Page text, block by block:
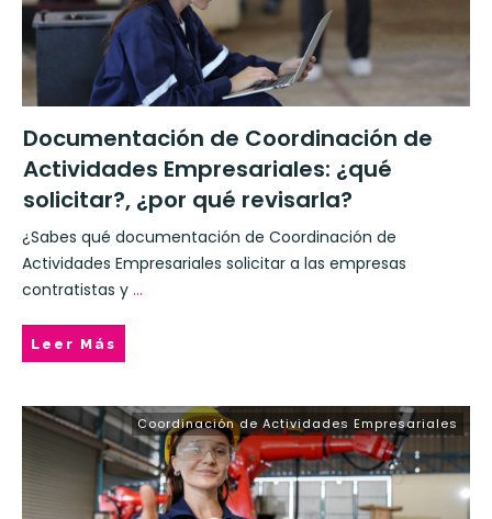
Documentación de Coordinación de
Actividades Empresariales: ¿qué
solicitar?, ¿por qué revisarla?
¿Sabes qué documentación de Coordinación de
Actividades Empresariales solicitar a las empresas
contratistas y ...
Leer Más
Coordinación de Actividades Empresariales